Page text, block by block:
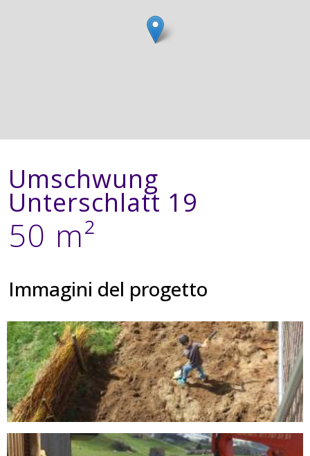
Umschwung
Unterschlatt 19
50 m²
Immagini del progetto